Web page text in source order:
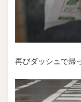
再びダッシュで帰